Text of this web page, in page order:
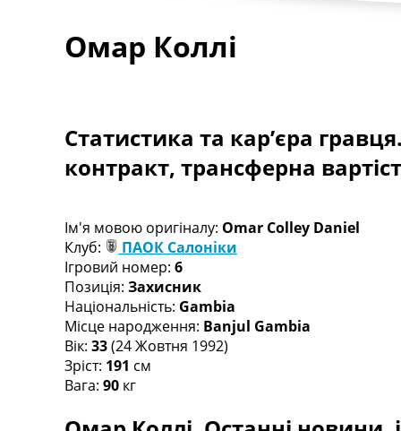
Турніри
Англія. Прем’єр-Ліга
Іспанія. Ла Ліга
Ще Турніри >>>
Чемпіонат Світу. Турнирні таблиці
Таблиця УПЛ
Перша Ліга
Таблиця АПЛ
Таблиця Ла Ліги
Таблиця Ліги Чемпіонів
Всі таблиці >>>
Рейтинги
Рейтинг ФІФА
Омар Коллі
Статистика та кар’єра
контракт, трансферна
Ім'я мовою оригіналу: Omar Colley Daniel
Клуб:
ПАОК Салоніки
Ігровий номер: 6
Позиція: Захисник
Національність: Gambia
Місце народження: Banjul Gambia
Вік: 33(24 Жовтня 1992)
Зріст: 191 см
Вага: 90 кг